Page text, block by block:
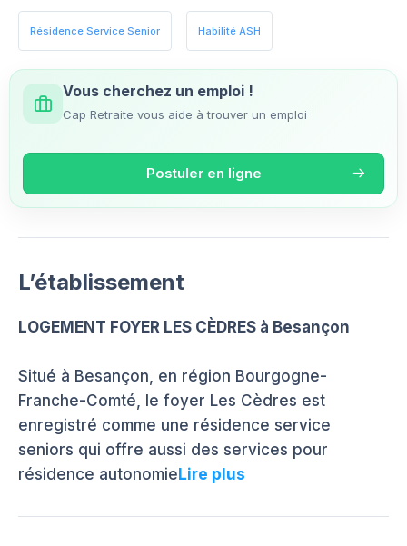
Résidence Service Senior Habilité ASH
Vous cherchez un emploi !
Cap Retraite vous aide à trouver un emploi
Postuler en ligne
L’établissement
LOGEMENT FOYER LES CÈDRES à Besançon
Situé à Besançon, en région Bourgogne-
Franche-Comté, le foyer Les Cèdres est
enregistré comme une résidence service
seniors qui offre aussi des services pour
résidence autonomieLire plus